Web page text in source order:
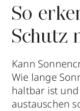
So
Schutz
Kann
Wie lange
haltbar ist
austauschen